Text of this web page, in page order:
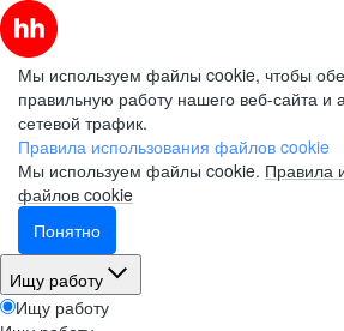
Мы используем файлы cookie, чтобы
правильную работу нашего веб-сайта и
сетевой трафик.
Правила использования файлов cookie
Мы используем файлы cookie. Правила
файлов cookie
Понятно
Ищу работу
Ищу работу